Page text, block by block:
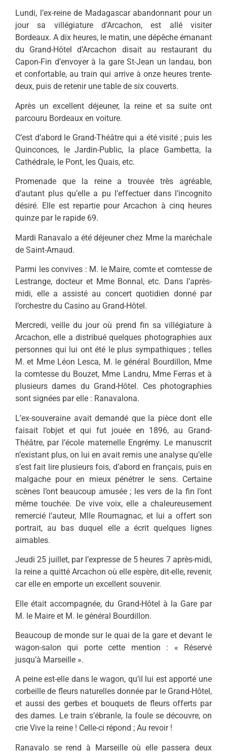
Lundi, l’ex-reine de Madagascar abandonnant pour un
jour sa villégiature d’Arcachon, est allé visiter
Bordeaux. A dix heures, le matin, une dépêche émanant
du Grand-Hôtel d’Arcachon disait au restaurant du
Capon-Fin d’envoyer à la gare St-Jean un landau, bon
et confortable, au train qui arrive à onze heures trente-
deux, puis de retenir une table de six couverts.
Après un excellent déjeuner, la reine et sa suite ont
parcouru Bordeaux en voiture.
C’est d’abord le Grand-Théâtre qui a été visité ; puis les
Quinconces, le Jardin-Public, la place Gambetta, la
Cathédrale, le Pont, les Quais, etc.
Promenade que la reine a trouvée très agréable,
d’autant plus qu’elle a pu l’effectuer dans l’incognito
désiré. Elle est repartie pour Arcachon à cinq heures
quinze par le rapide 69.
Mardi Ranavalo a été déjeuner chez Mme la maréchale
de Saint-Arnaud.
Parmi les convives : M. le Maire, comte et comtesse de
Lestrange, docteur et Mme Bonnal, etc. Dans l’après-
midi, elle a assisté au concert quotidien donné par
l’orchestre du Casino au Grand-Hôtel.
Mercredi, veille du jour où prend fin sa villégiature à
Arcachon, elle a distribué quelques photographies aux
personnes qui lui ont été le plus sympathiques ; telles
M. et Mme Léon Lesca, M. le général Bourdillon, Mme
la comtesse du Bouzet, Mme Landru, Mme Ferras et à
plusieurs dames du Grand-Hôtel. Ces photographies
sont signées par elle : Ranavalona.
L’ex-souveraine avait demandé que la pièce dont elle
faisait l’objet et qui fut jouée en 1896, au Grand-
Théâtre, par l’école maternelle Engrémy. Le manuscrit
n’existant plus, on lui en avait remis une analyse qu’elle
s’est fait lire plusieurs fois, d’abord en français, puis en
malgache pour en mieux pénétrer le sens. Certaine
scènes l’ont beaucoup amusée ; les vers de la fin l’ont
même touchée. De vive voix, elle a chaleureusement
remercié l’auteur, Mlle Roumagnac, et lui a offert son
portrait, au bas duquel elle a écrit quelques lignes
aimables.
Jeudi 25 juillet, par l’expresse de 5 heures 7 après-midi,
la reine a quitté Arcachon où elle espère, dit-elle, revenir,
car elle en emporte un excellent souvenir.
Elle était accompagnée, du Grand-Hôtel à la Gare par
M. le Maire et M. le général Bourdillon.
Beaucoup de monde sur le quai de la gare et devant le
wagon-salon qui porte cette mention : « Réservé
jusqu’à Marseille ».
A peine est-elle dans le wagon, qu’il lui est apporté une
corbeille de fleurs naturelles donnée par le Grand-Hôtel,
et aussi des gerbes et bouquets de fleurs offerts par
des dames. Le train s’ébranle, la foule se découvre, on
crie Vive la reine ! Celle-ci répond ; Au revoir !
Ranavalo se rend à Marseille où elle passera deux